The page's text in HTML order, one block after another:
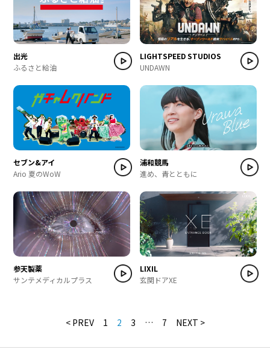
出光
ふるさと給油
LIGHTSPEED STUDIOS
UNDAWN
セブン&アイ
Ario 夏のWoW
浦和競馬
進め、青とともに
参天製薬
サンテメディカルプラス
LIXIL
玄関ドアXE
< PREV 1 2 3 … 7 NEXT >